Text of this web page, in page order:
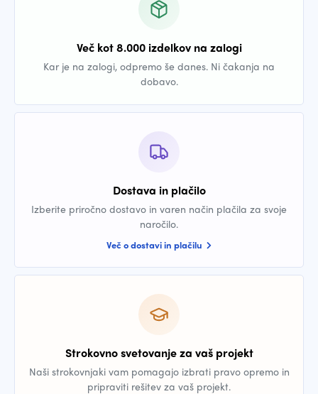
Več kot 8.000 izdelkov na zalogi
Kar je na zalogi, odpremo še danes. Ni čakanja na
dobavo.
Dostava in plačilo
Izberite priročno dostavo in varen način plačila za svoje
naročilo.
Več o dostavi in plačilu
Strokovno svetovanje za vaš projekt
Naši strokovnjaki vam pomagajo izbrati pravo opremo in
pripraviti rešitev za vaš projekt.